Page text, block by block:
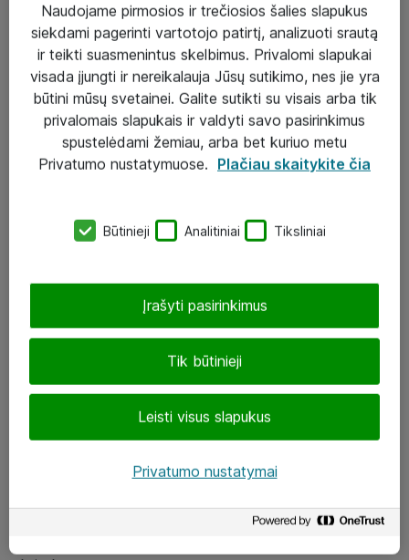
Paslaugos
Sprendimai
Įgyvendinti projektai
Atea ekspertų patarimai verslui
eShop@atea.lt
LinkedIn
Naudojame pirmosios ir trečiosios šalies slapukus
siekdami pagerinti vartotojo patirtį, analizuoti srautą
ir teikti suasmenintus skelbimus. Privalomi slapukai
visada įjungti ir nereikalauja Jūsų sutikimo, nes jie yra
būtini mūsų svetainei. Galite sutikti su visais arba tik
privalomais slapukais ir valdyti savo pasirinkimus
spustelėdami žemiau, arba bet kuriuo metu
Privatumo nustatymuose. Plačiau skaitykite čia
Būtinieji Analitiniai Tiksliniai
Tik būtinieji
Leisti visus slapukus
Įrašyti pasirinkimus
Privatumo nustatymai